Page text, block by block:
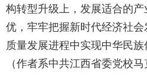
构转型升级上，发展适合的
优，牢牢把握新时代经济社
质量发展进程中实现中华民族
（作者系中共江西省委党校